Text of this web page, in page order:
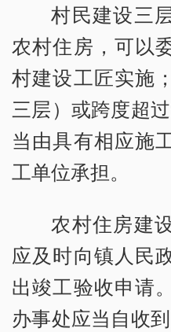
村民建设三
农村住房，可以
村建设工匠实施
三层）或跨度超
当由具有相应施
工单位承担。
农村住房建
应及时向镇人民
出竣工验收申请
办事处应当自收